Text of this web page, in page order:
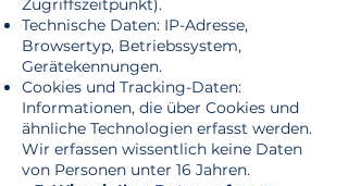
Zugriffszeitpunkt).
Technische Daten: IP-Adresse,
Browsertyp, Betriebssystem,
Gerätekennungen.
Cookies und Tracking-Daten:
Informationen, die über Cookies und
ähnliche Technologien erfasst werden.
Wir erfassen wissentlich keine Daten
von Personen unter 16 Jahren.